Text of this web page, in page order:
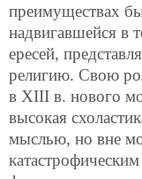
преимуществах
надвигавшейся в
ересей,
религию. Свою
в XIII в. нового
высокая
мыслью, но вне